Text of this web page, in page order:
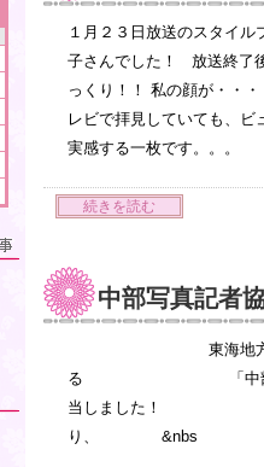
１月２３日放送のスタイ
子さんでした！ 放送終了
っくり！！ 私の顔が・
レビで拝見していても、
実感する一
続きを読む
中部写真記者
東海地方のテレビ
る 「中部写真記者
当しました！ ２０
り、 &nbs